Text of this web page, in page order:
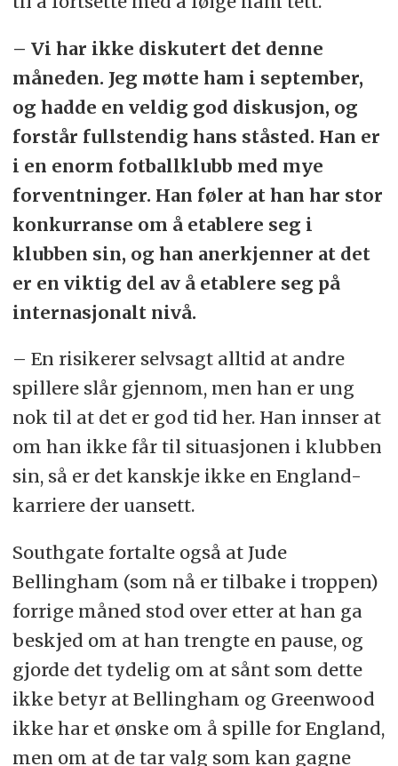
– Vi har ikke diskutert det denne
måneden. Jeg møtte ham i september,
og hadde en veldig god diskusjon, og
forstår fullstendig hans ståsted. Han er
i en enorm fotballklubb med mye
forventninger. Han føler at han har stor
konkurranse om å etablere seg i
klubben sin, og han anerkjenner at det
er en viktig del av å etablere seg på
internasjonalt nivå.
– En risikerer selvsagt alltid at andre
spillere slår gjennom, men han er ung
nok til at det er god tid her. Han innser at
om han ikke får til situasjonen i klubben
sin, så er det kanskje ikke en England-
karriere der uansett.
Southgate fortalte også at Jude
Bellingham (som nå er tilbake i troppen)
forrige måned stod over etter at han ga
beskjed om at han trengte en pause, og
gjorde det tydelig om at sånt som dette
ikke betyr at Bellingham og Greenwood
ikke har et ønske om å spille for England,
men om at de tar valg som kan gagne